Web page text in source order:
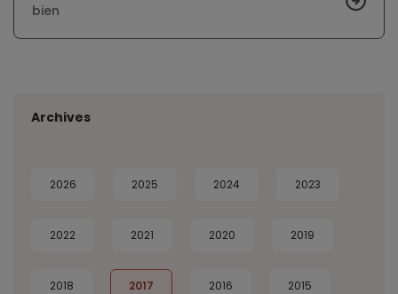
bien
Archives
2026 2025 2024 2023
2022 2021 2020 2019
2018 2017 2016 2015